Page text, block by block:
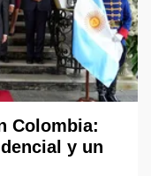
Colombia:
y un